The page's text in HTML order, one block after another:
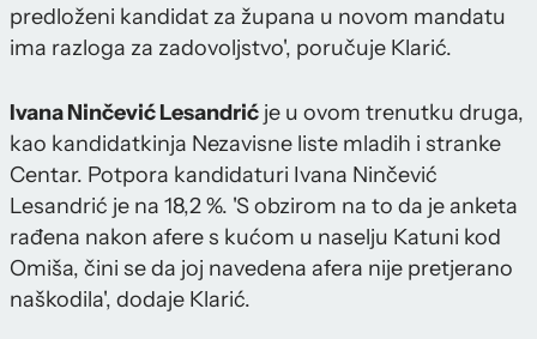
predloženi kandidat za župana u novom mandatu
ima razloga za zadovoljstvo', poručuje Klarić.
Ivana Ninčević Lesandrić je u ovom trenutku druga,
kao kandidatkinja Nezavisne liste mladih i stranke
Centar. Potpora kandidaturi Ivana Ninčević
Lesandrić je na 18,2 %. 'S obzirom na to da je anketa
rađena nakon afere s kućom u naselju Katuni kod
Omiša, čini se da joj navedena afera nije pretjerano
naškodila', dodaje Klarić.